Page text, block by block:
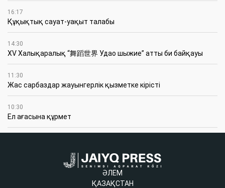
16:17
Құқықтық сауат-уақыт талабы
14:30
XV Халықаралық “舞蹈世界 Удао шыжие” атты би байқауы
11:30
Жас сарбаздар жауынгерлік қызметке кірісті
10:30
Ел ағасына құрмет
ӘЛЕМ
ҚАЗАҚСТАН